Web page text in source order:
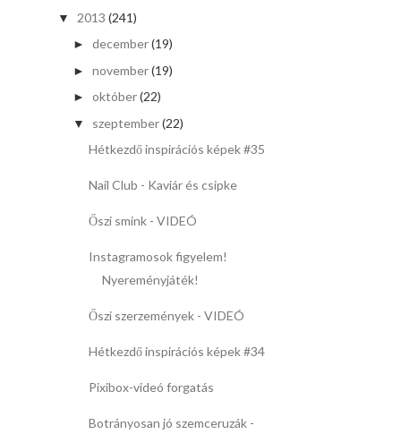
▼ 2013 (241)
► december(19)
► november(19)
► október(22)
▼ szeptember(22)
Hétkezdő inspirációs képek #35
Nail Club - Kaviár és csipke
Őszi smink - VIDEÓ
Instagramosok figyelem!
Nyereményjáték!
Őszi szerzemények - VIDEÓ
Hétkezdő inspirációs képek #34
Pixibox-videó forgatás
Botrányosan jó szemceruzák -